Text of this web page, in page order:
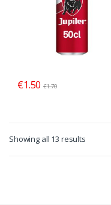
€1.50 €1.70
Showing all 13 results